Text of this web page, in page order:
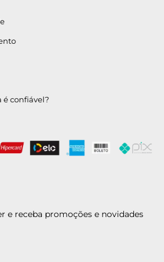
é confiável?
e receba promoções e novidades